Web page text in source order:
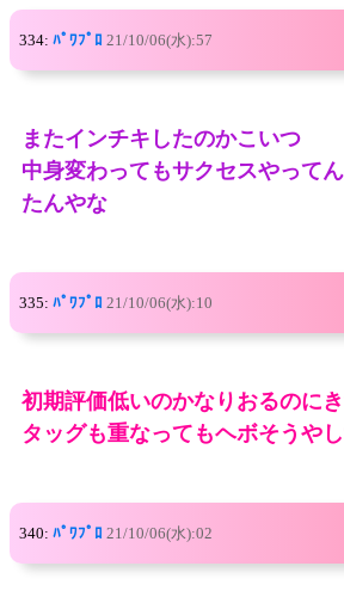
334: ﾊﾟﾜﾌﾟﾛ 21/10/06(水):57
またインチキしたのかこいつ
中身変わってもサクセスやって
たんやな
335: ﾊﾟﾜﾌﾟﾛ 21/10/06(水):10
初期評価低いのかなりおるのに
タッグも重なってもヘボそうや
340: ﾊﾟﾜﾌﾟﾛ 21/10/06(水):02